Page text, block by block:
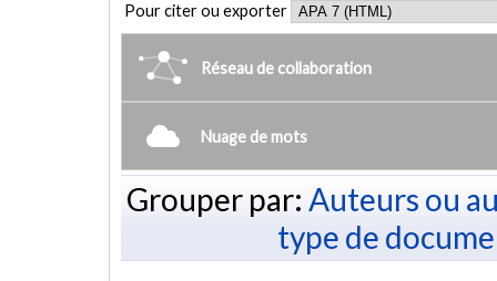
Pour citer ou exporter
Réseau de collaboration
Nuage de mots
Grouper par: Auteurs ou
type de